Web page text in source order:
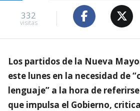
332
visitas
Los partidos de la Nueva
este lunes en la necesidad de
lenguaje” a la hora de
que impulsa el Gobierno,